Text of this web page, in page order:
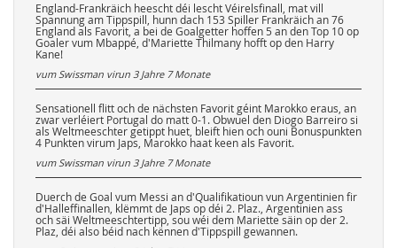
England-Frankräich heescht déi lescht Véirelsfinall, mat vill
Spannung am Tippspill, hunn dach 153 Spiller Frankräich an 76
England als Favorit, a bei de Goalgetter hoffen 5 an den Top 10 op
Goaler vum Mbappé, d'Mariette Thilmany hofft op den Harry
Kane!
vum Swissman virun 3 Jahre 7 Monate
Sensationell flitt och de nächsten Favorit géint Marokko eraus, an
zwar verléiert Portugal do matt 0-1. Obwuel den Diogo Barreiro si
als Weltmeeschter getippt huet, bleift hien och ouni Bonuspunkten
4 Punkten virum Japs, Marokko haat keen als Favorit.
vum Swissman virun 3 Jahre 7 Monate
Duerch de Goal vum Messi an d'Qualifikatioun vun Argentinien fir
d'Halleffinallen, klëmmt de Japs op déi 2. Plaz., Argentinien ass
och säi Weltmeeschtertipp, sou wéi dem Mariette säin op der 2.
Plaz, déi also béid nach kënnen d'Tippspill gewannen.